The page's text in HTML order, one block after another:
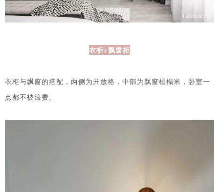
衣柜+飘窗柜
衣柜与飘窗的搭配，两侧为开放格，中部为飘窗榻榻米，卧室一
点都不被浪费。